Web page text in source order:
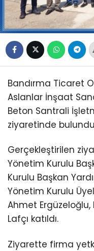
Bandırma Ticaret
Aslanlar İnşaat
Beton Santrali
ziyaretinde
Gerçekleştirilen
Yönetim Kurulu
Kurulu Başkan
Yönetim Kurulu
Ahmet
Lafçı katıldı.
Ziyarette firma